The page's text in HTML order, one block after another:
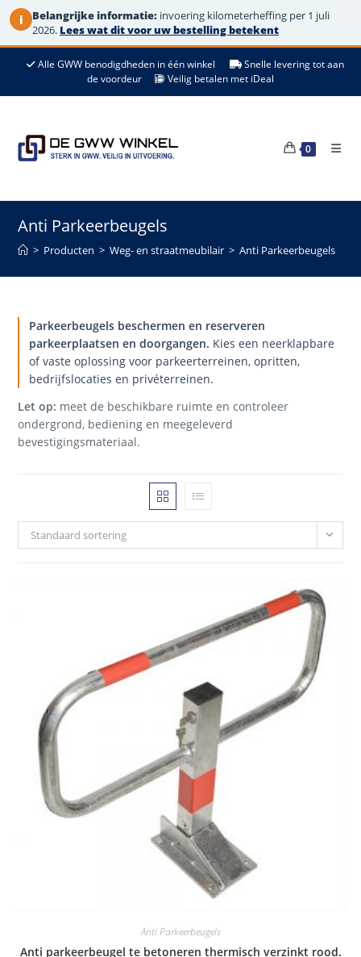
i Belangrijke informatie: invoering kilometerheffing per 1 juli
2026. Lees wat dit voor uw bestelling betekent
de
Alle GWW benodigdheden in één winkel
Snelle levering tot aan
de voordeur
Veilig betalen met iDeal
0
Anti Parkeerbeugels
> Producten > Weg- en straatmeubilair > Anti Parkeerbeugels
Parkeerbeugels beschermen en reserveren
parkeerplaatsen en doorgangen. Kies een neerklapbare
of vaste oplossing voor parkeerterreinen, opritten,
bedrijfslocaties en privéterreinen.
Let op: meet de beschikbare ruimte en controleer
ondergrond, bediening en meegeleverd
bevestigingsmateriaal.
Standaard sortering
Anti Parkeerbeugels
Anti parkeerbeugel te betoneren thermisch verzinkt rood.